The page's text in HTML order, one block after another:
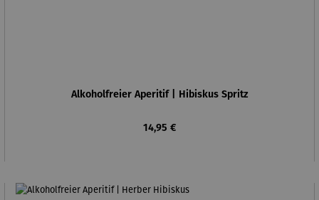
Alkoholfreier Aperitif | Hibiskus Spritz
Regulärer Preis:
14,95 €